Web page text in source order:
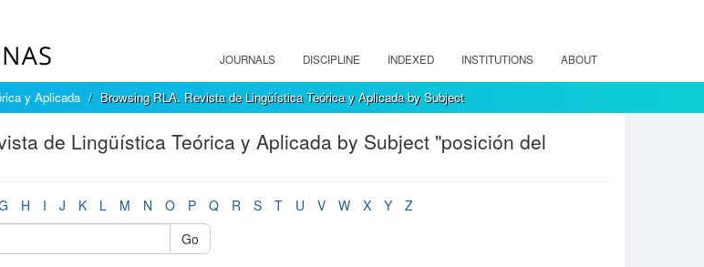
JOURNALS DISCIPLINE INDEXED INSTITUTIONS ABOUT
y Aplicada Browsing RLA. Revista de Lingüística Teórica y Aplicada by Subject
de Lingüística Teórica y Aplicada by Subject "posición del
H I J K L M N O P Q R S T U V W X Y
Z
Go